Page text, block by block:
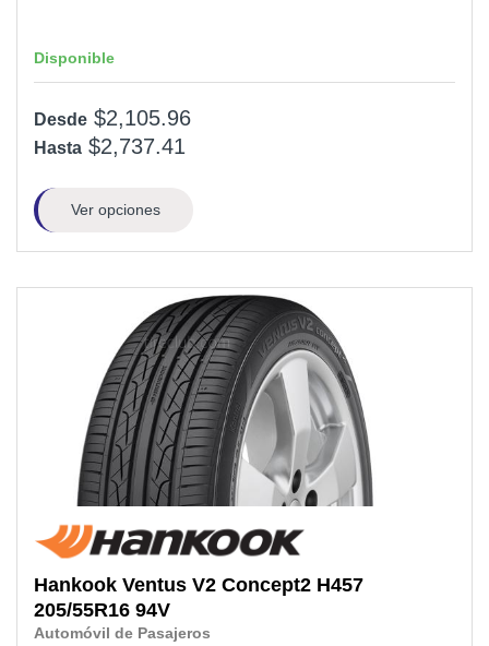
Disponible
Desde $2,105.96
Hasta $2,737.41
Ver opciones
Hankook Ventus V2 Concept2 H457
205/55R16 94V
Automóvil de Pasajeros